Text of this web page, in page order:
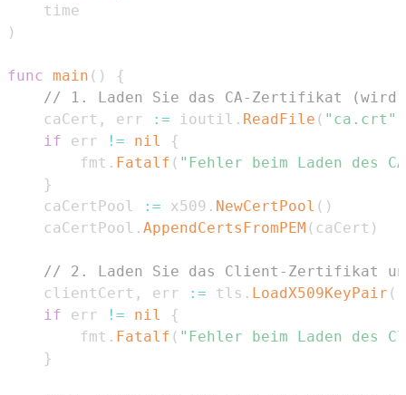
)
func main ( )
{
// 1. Laden Sie das CA-Zertifikat (wird
	caCert
, err := ioutil . ReadFile ( "ca.crt"
if err != nil
{
		fmt
. Fatalf ( "Fehler beim Laden des
}
	caCertPool
:= x509 . NewCertPool ( )
	caCertPool
. AppendCertsFromPEM ( caCert )
// 2. Laden Sie das Client-Zertifikat
	clientCert
, err := tls . LoadX509KeyPair (
if err != nil
{
		fmt
. Fatalf ( "Fehler beim Laden des
}